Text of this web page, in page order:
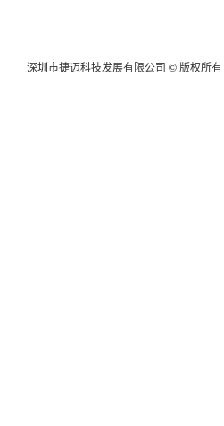
深圳市捷迈科技发展有限公司 © 版权所有